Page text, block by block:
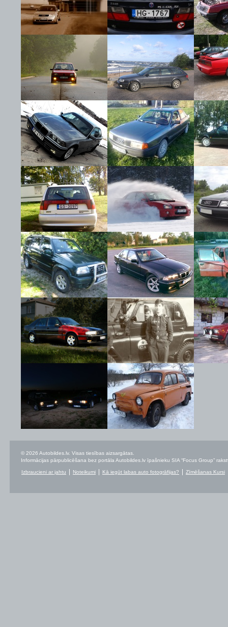
© 2026 Autobildes.lv. Visas tiesības aizsargātas.
Informācijas pārpublicēšana bez portāla Autobildes.lv īpašnieku SIA “Focus Group”
Izbraucieni ar jahtu Noteikumi Kā iegūt labas auto fotogrāfijas? Zīmēšanas Kursi